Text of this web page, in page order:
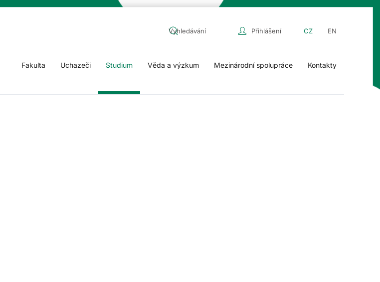
Přihlášení CZ EN
Fakulta Uchazeči Studium Věda a výzkum Mezinárodní spolupráce Kontakty